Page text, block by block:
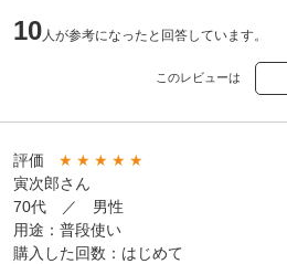
10人が参考になったと回答しています。
このレビューは
評価 ★ ★ ★ ★ ★
寅次郎さん
70代 ／ 男性
用途：普段使い
購入した回数：はじめて